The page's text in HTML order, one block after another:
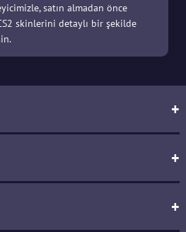
satın almadan önce
skinlerini detaylı bir şekilde
+
+
+